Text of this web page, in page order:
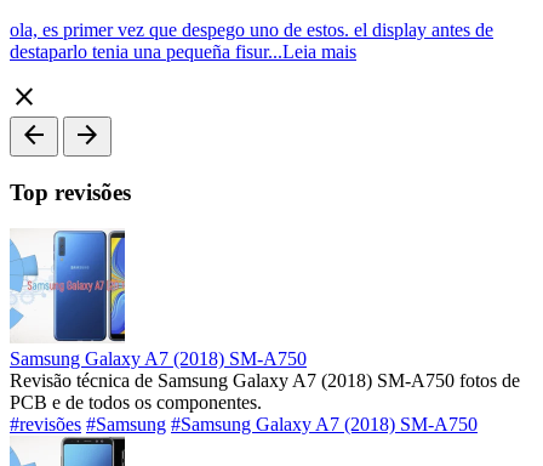
ola, es primer vez que despego uno de estos. el display antes de
destaparlo tenia una pequeña fisur...Leia mais
close
arrow_back
arrow_forward
Top revisões
Samsung Galaxy A7 (2018) SM-A750
Revisão técnica de Samsung Galaxy A7 (2018) SM-A750 fotos de
PCB e de todos os componentes.
#revisões #Samsung #Samsung Galaxy A7 (2018) SM-A750